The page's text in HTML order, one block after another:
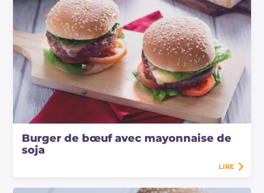
Burger de bœuf avec mayonnaise de
soja
LIRE